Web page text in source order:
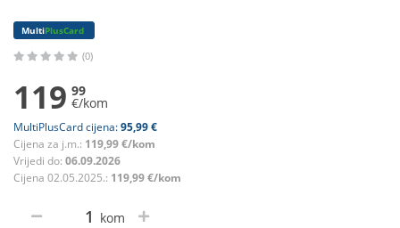
MultiPlusCard
(0)
119 99
€/kom
MultiPlusCard cijena:95,99 €
Cijena za j.m.: 119,99 €/kom
Vrijedi do: 06.09.2026
Cijena 02.05.2025.: 119,99 €/kom
kom